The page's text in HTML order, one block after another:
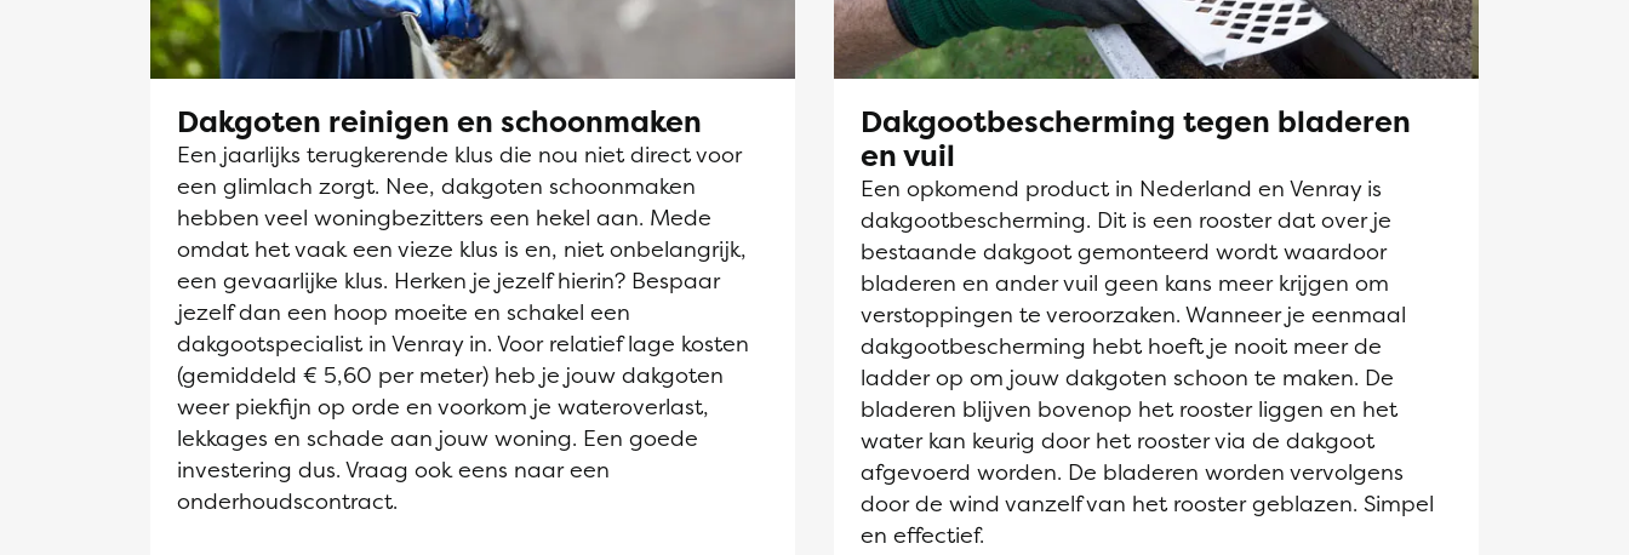
Dakgoten reinigen en schoonmaken
Een jaarlijks terugkerende klus die nou niet direct voor
een glimlach zorgt. Nee, dakgoten schoonmaken
hebben veel woningbezitters een hekel aan. Mede
omdat het vaak een vieze klus is en, niet onbelangrijk,
een gevaarlijke klus. Herken je jezelf hierin? Bespaar
jezelf dan een hoop moeite en schakel een
dakgootspecialist in Venray in. Voor relatief lage kosten
(gemiddeld € 5,60 per meter) heb je jouw dakgoten
weer piekfijn op orde en voorkom je wateroverlast,
lekkages en schade aan jouw woning. Een goede
investering dus. Vraag ook eens naar een
onderhoudscontract.
Dakgootbescherming tegen bladeren
en vuil
Een opkomend product in Nederland en Venray is
dakgootbescherming. Dit is een rooster dat over je
bestaande dakgoot gemonteerd wordt waardoor
bladeren en ander vuil geen kans meer krijgen om
verstoppingen te veroorzaken. Wanneer je eenmaal
dakgootbescherming hebt hoeft je nooit meer de
ladder op om jouw dakgoten schoon te maken. De
bladeren blijven bovenop het rooster liggen en het
water kan keurig door het rooster via de dakgoot
afgevoerd worden. De bladeren worden vervolgens
door de wind vanzelf van het rooster geblazen. Simpel
en effectief.